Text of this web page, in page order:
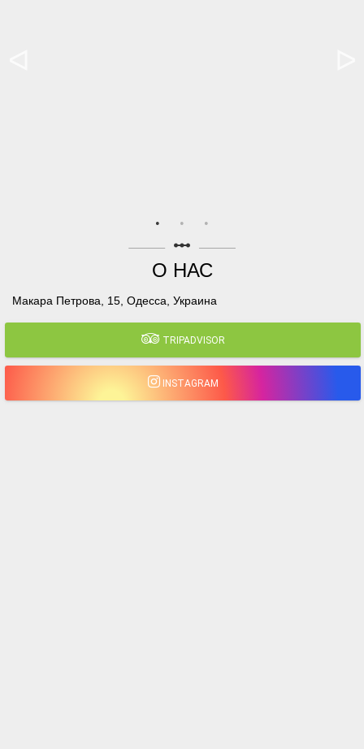
linear_scale
О НАС
Макара Петрова, 15, Одесса, Украина
TRIPADVISOR
INSTAGRAM